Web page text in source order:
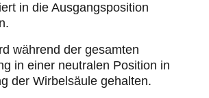
in die Ausgangsposition
während der gesamten
in einer neutralen Position in
der Wirbelsäule gehalten.